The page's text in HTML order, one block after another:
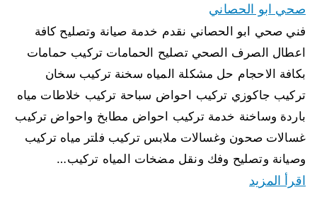
صحي ابو الحصاني
فني صحي ابو الحصاني نقدم خدمة صيانة وتصليح كافة
اعطال الصرف الصحي تصليح الحمامات تركيب حمامات
بكافة الاحجام حل مشكلة المياه سخنة تركيب سخان
تركيب جاكوزي تركيب احواض سباحة تركيب خلاطات مياه
باردة وساخنة خدمة تركيب احواض مطابخ واحواض تركيب
غسالات صحون وغسالات ملابس تركيب فلتر مياه تركيب
وصيانة وتصليح وفك ونقل مضخات المياه تركيب…
اقرأ المزيد